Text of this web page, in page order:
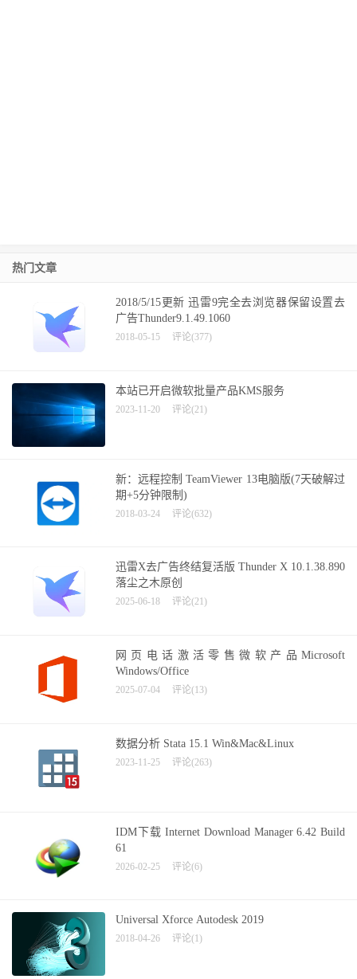
热门文章
2018/5/15更新 迅雷9完全去浏览器保留设置去
广告Thunder9.1.49.1060
2018-05-15 评论(377)
本站已开启微软批量产品KMS服务
2023-11-20 评论(21)
新：远程控制 TeamViewer 13电脑版(7天破解过
期+5分钟限制)
2018-03-24 评论(632)
迅雷X去广告终结复活版 Thunder X 10.1.38.890
落尘之木原创
2025-06-18 评论(21)
网页电话激活零售微软产品Microsoft
Windows/Office
2025-07-04 评论(13)
数据分析 Stata 15.1 Win&Mac&Linux
2023-11-25 评论(263)
IDM下载 Internet Download Manager 6.42 Build
61
2026-02-25 评论(6)
Universal Xforce Autodesk 2019
2018-04-26 评论(1)